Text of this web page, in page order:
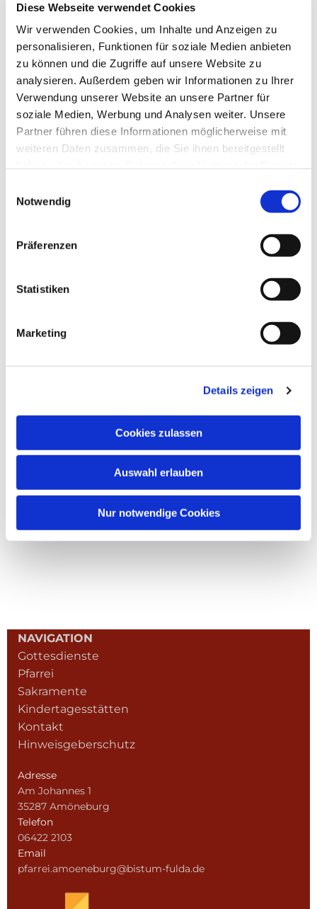
Diese Webseite verwendet Cookies
Wir verwenden Cookies, um Inhalte und Anzeigen zu
personalisieren, Funktionen für soziale Medien anbieten
zu können und die Zugriffe auf unsere Website zu
analysieren. Außerdem geben wir Informationen zu Ihrer
Verwendung unserer Website an unsere Partner für
soziale Medien, Werbung und Analysen weiter. Unsere
Partner führen diese Informationen möglicherweise mit
weiteren Daten zusammen, die Sie ihnen bereitgestellt
Notwendig
Präferenzen
Statistiken
Marketing
Details zeigen
Cookies zulassen
Auswahl erlauben
Nur notwendige Cookies
NAVIGATION
Gottesdienste
Pfarrei
Sakramente
Kindertagesstätten
Kontakt
Hinweisgeberschutz
Adresse
Am Johannes 1
35287 Amöneburg
Telefon
06422 2103
Email
pfarrei.amoeneburg@bistum-fulda.de